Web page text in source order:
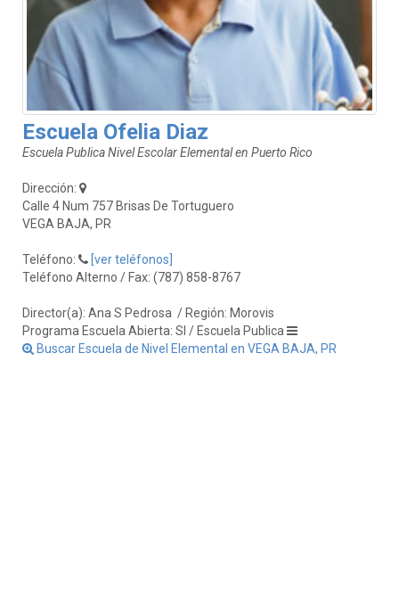
Escuela Ofelia Diaz
Escuela Publica Nivel Escolar Elemental en Puerto Rico
Dirección:
Calle 4 Num 757 Brisas De Tortuguero
VEGA BAJA, PR
Teléfono:
[ver teléfonos]
Teléfono Alterno / Fax: (787) 858-8767
Director(a): Ana S Pedrosa / Región: Morovis
Programa Escuela Abierta: SI / Escuela Publica
Buscar Escuela de Nivel Elemental en VEGA BAJA, PR